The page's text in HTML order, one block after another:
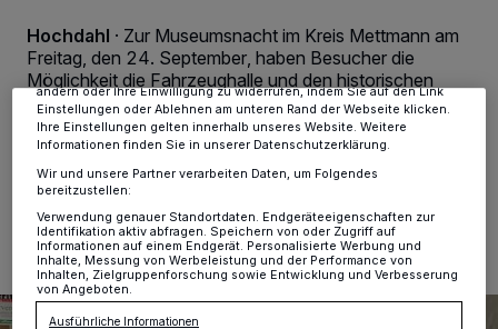
Hochdahl · Zur Museumsnacht im Kreis Mettmann am
Freitag, den 24. September, haben Besucher die
Möglichkeit die Fahrzeughalle und den historischen
Bahnsteig des Lokschuppen Hochdahls zu besichtigen.
24.09.2021 , 13:39 Uhr
Zwecke. Wenn Tracker deaktiviert sind, sind manche Inhalte und
Anzeigen möglicherweise nicht mehr so relevant für Sie. Sie können
dieses Menü jederzeit wieder aufrufen, um Ihre Einstellungen zu
ändern oder Ihre Einwilligung zu widerrufen, indem Sie auf den Link
Einstellungen oder Ablehnen am unteren Rand der Webseite klicken.
Ihre Einstellungen gelten innerhalb unseres Website. Weitere
Informationen finden Sie in unserer Datenschutzerklärung.
Wir und unsere Partner verarbeiten Daten, um Folgendes
bereitzustellen:
Verwendung genauer Standortdaten. Endgeräteeigenschaften zur
Identifikation aktiv abfragen. Speichern von oder Zugriff auf
Informationen auf einem Endgerät. Personalisierte Werbung und
Inhalte, Messung von Werbeleistung und der Performance von
Inhalten, Zielgruppenforschung sowie Entwicklung und Verbesserung
von Angeboten.
Ausführliche Informationen